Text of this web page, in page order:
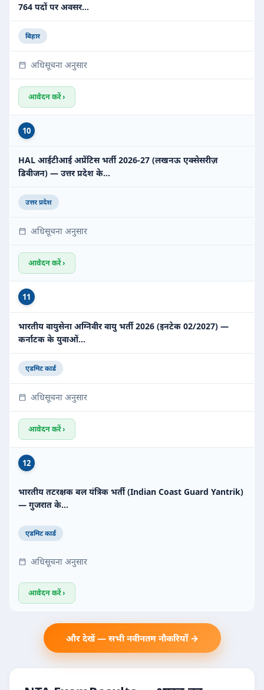
764 पदों पर अवसर…
बिहार
अधिसूचना अनुसार
आवेदन करें ›
10
HAL आईटीआई अप्रेंटिस भर्ती 2026-27 (लखनऊ एक्सेसरीज़
डिवीजन) — उत्तर प्रदेश के…
उत्तर प्रदेश
अधिसूचना अनुसार
आवेदन करें ›
11
भारतीय वायुसेना अग्निवीर वायु भर्ती 2026 (इनटेक 02/2027) —
कर्नाटक के युवाओं…
एडमिट कार्ड
अधिसूचना अनुसार
आवेदन करें ›
12
भारतीय तटरक्षक बल यंत्रिक भर्ती (Indian Coast Guard Yantrik)
— गुजरात के…
एडमिट कार्ड
अधिसूचना अनुसार
आवेदन करें ›
और देखें — सभी नवीनतम नौकरियाँ →